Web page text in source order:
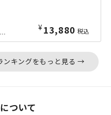
¥ 13,880 税込
縦書き・月予定表入りの壁掛けホワイトボード。こちらは幅1800mmのワイドサイズ...
ンキングをもっと見る →
ついて